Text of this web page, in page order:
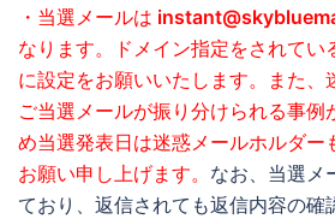
・当選メールは
なります。ドメイン指定をされてい
に設定をお願いいたします。また、
ご当選メールが振り分けられる事例
め当選発表日は迷惑メールホルダー
お願い申し上げます。 なお、当選メ
ており、返信されても返信内容の確